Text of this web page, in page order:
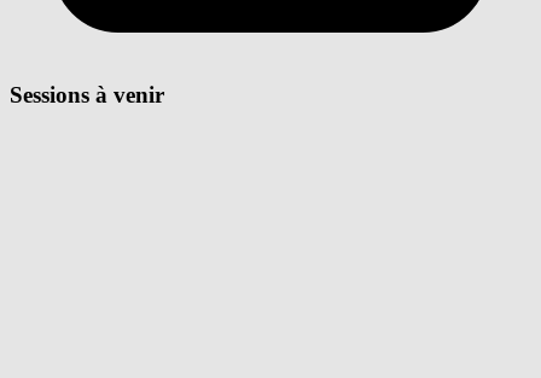
Sessions à venir